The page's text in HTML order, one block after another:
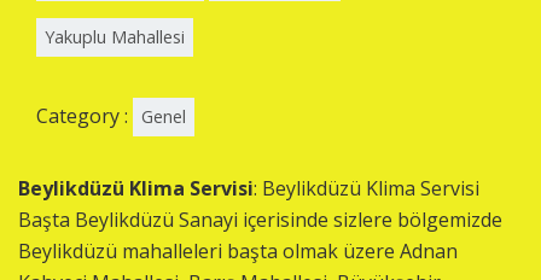
Yakuplu Mahallesi
Category : Genel
Beylikdüzü Klima Servisi: Beylikdüzü Klima Servisi
Başta Beylikdüzü Sanayi içerisinde sizlere bölgemizde
Beylikdüzü mahalleleri başta olmak üzere Adnan